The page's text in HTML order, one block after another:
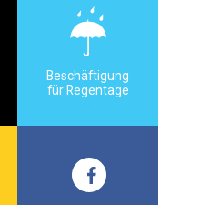
Beschäftigung
für Regentage